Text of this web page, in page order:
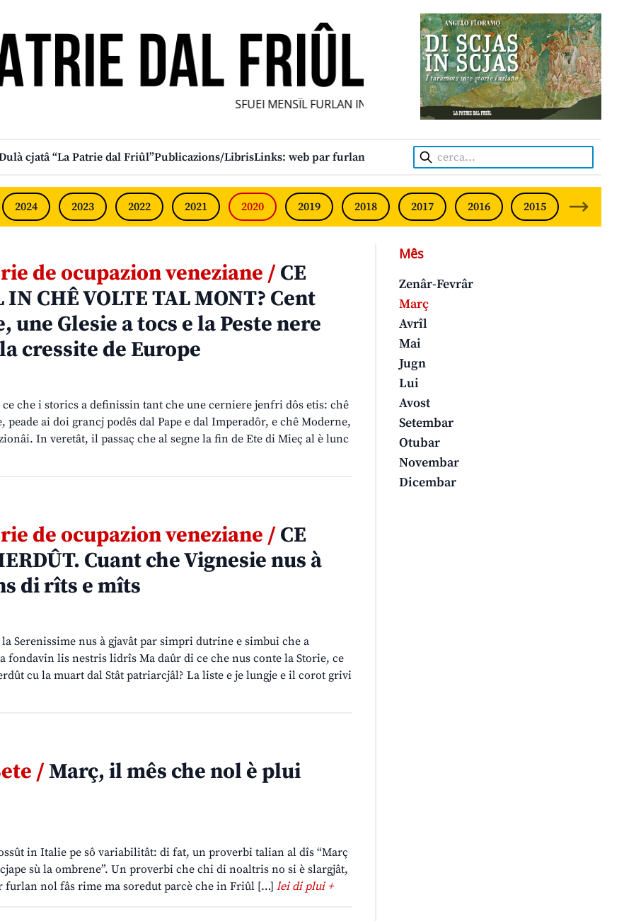
SFUEI MENSÎL FURLAN INDIPENDENT • INDEPENDENT FRIULIAN MONTHLY
cjatâ “La Patrie dal Friûl”Publicazions/LibrisLinks: web par furlan Cerca:
2024 2023 2022 2021 2020 2019 2018 2017 2016 2015 2014
de ocupazion veneziane /CE
IN CHÊ VOLTE TAL MONT? Cent
une Glesie a tocs e la Peste nere
cressite de Europe
che i storics a definissin tant che une cerniere jenfri dôs etis: chê
ai doi grancj podês dal Pape e dal Imperadôr, e chê Moderne,
In veretât, il passaç che al segne la fin de Ete di Mieç al è lunc
de ocupazion veneziane /CE
Cuant che Vignesie nus à
di rîts e mîts
Serenissime nus à gjavât par simpri dutrine e simbui che a
fondavin lis nestris lidrîs Ma daûr di ce che nus conte la Storie, ce
cu la muart dal Stât patriarcjâl? La liste e je lungje e il corot grivi
/Març, il mês che nol è plui
in Italie pe sô variabilitât: di fat, un proverbi talian al dîs “Març
sù la ombrene”. Un proverbi che chi di noaltris no si è slargjât,
furlan nol fâs rime ma soredut parcè che in Friûl […] lei di plui +
Mês
Zenâr-Fevrâr
Març
Avrîl
Mai
Jugn
Lui
Avost
Setembar
Otubar
Novembar
Dicembar